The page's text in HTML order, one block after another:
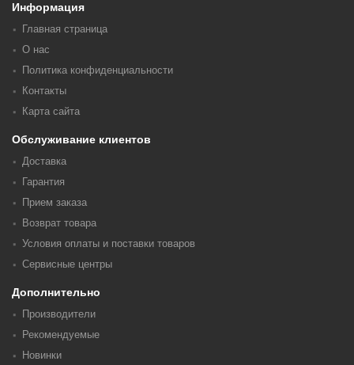
Информация
Главная страница
О нас
Политика конфиденциальности
Контакты
Карта сайта
Обслуживание клиентов
Доставка
Гарантия
Прием заказа
Возврат товара
Условия оплаты и поставки товаров
Сервисные центры
Дополнительно
Производители
Рекомендуемые
Новинки